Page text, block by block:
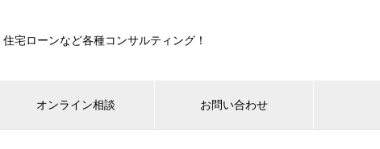
宅ローンなど各種コンサルティング！
オンライン相談 お問い合わせ